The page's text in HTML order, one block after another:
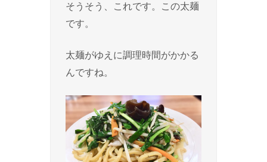
そうそう、これです。この太麺
です。
太麺がゆえに調理時間がかかる
んですね。